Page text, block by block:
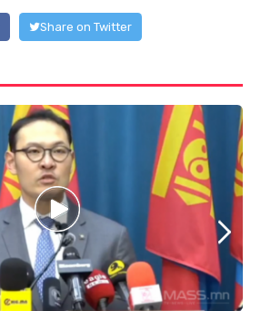
Share on Twitter